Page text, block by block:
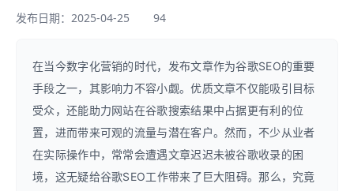
发布日期：2025-04-25 94
在当今数字化营销的时代，发布文章作为谷歌SEO的重要
手段之一，其影响力不容小觑。优质文章不仅能吸引目标
受众，还能助力网站在谷歌搜索结果中占据更有利的位
置，进而带来可观的流量与潜在客户。然而，不少从业者
在实际操作中，常常会遭遇文章迟迟未被谷歌收录的困
境，这无疑给谷歌SEO工作带来了巨大阻碍。那么，究竟